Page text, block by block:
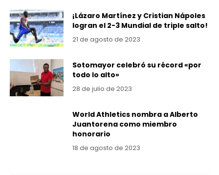
¡Lázaro Martínez y Cristian Nápoles
logran el 2-3 Mundial de triple salto!
21 de agosto de 2023
Sotomayor celebró su récord «por
todo lo alto»
28 de julio de 2023
World Athletics nombra a Alberto
Juantorena como miembro
honorario
18 de agosto de 2023